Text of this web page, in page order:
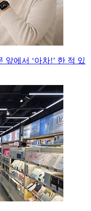
에서 ‘아차!’ 한 적 있